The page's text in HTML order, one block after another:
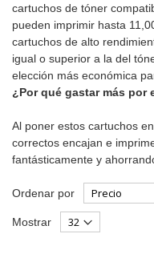
cartuchos de tóner
pueden imprimir hasta
cartuchos de alto
igual o superior a la del
elección más económica
¿Por qué gastar más por
Al poner estos cartuchos
correctos encajan e
fantásticamente y
Ordenar por
Mostrar